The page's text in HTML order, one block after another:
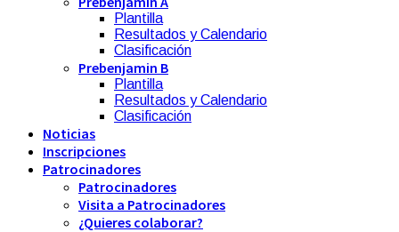
Plantilla
Resultados y Calendario
Clasificación
Prebenjamin B
Plantilla
Resultados y Calendario
Clasificación
Noticias
Inscripciones
Patrocinadores
Patrocinadores
Visita a Patrocinadores
¿Quieres colaborar?